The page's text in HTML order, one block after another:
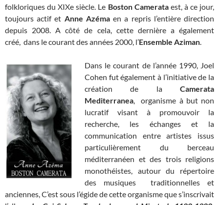
folkloriques du XIXe siècle. Le Boston Camerataest, à ce jour,
toujours actif et Anne Azémaen a repris l’entière direction
depuis 2008. A côté de cela, cette dernière a également
créé, dans le courant des années 2000, l’Ensemble Aziman.
Dans le courant de l’année 1990, Joel
Cohen fut également à l’initiative de la
création de la Camerata
Mediterranea, organisme à but non
lucratif visant à promouvoir la
recherche, les échanges et la
communication entre artistes issus
particulièrement du berceau
méditerranéen et des trois religions
monothéistes, autour du répertoire
des musiques traditionnelles et
anciennes, C’est sous l’égide de cette organisme que s’inscrivait